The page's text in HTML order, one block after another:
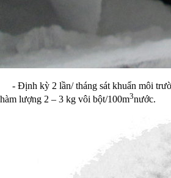
- Định kỳ 2 lần/ tháng sát khuẩn môi
hàm lượng 2 – 3 kg vôi bột/100m3nước.